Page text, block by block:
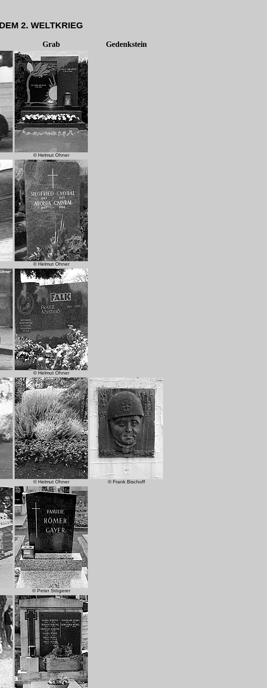
2. WELTKRIEG
Grab Gedenkstein
© Helmut Ohner
© Helmut Ohner
© Helmut Ohner
© Helmut Ohner © Frank Bischoff
© Peter Stögerer